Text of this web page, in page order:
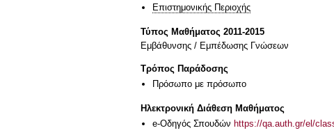
Επιστημονικής Περιοχής
Τύπος Μαθήματος 2011-2015
Εμβάθυνσης / Εμπέδωσης Γνώσεων
Τρόπος Παράδοσης
Πρόσωπο με πρόσωπο
Ηλεκτρονική Διάθεση Μαθήματος
e-Οδηγός Σπουδών https://qa.auth.gr/el/